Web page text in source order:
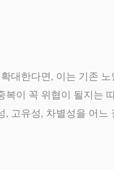
대한다면, 이는 기존 노
이 꼭 위협이 될지는
고유성, 차별성을 어느